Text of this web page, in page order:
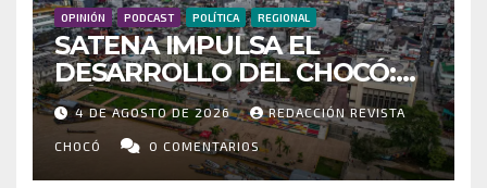
OPINIÓN PODCAST POLÍTICA REGIONAL
SATENA IMPULSA EL
DESARROLLO DEL CHOCÓ:
MÁS DE 35 MIL PASAJEROS
MOVILIZADOS Y NUEVAS
RUTAS FORTALECEN LA
CONECTIVIDAD
4 DE AGOSTO DE 2026 REDACCIÓN REVISTA
CHOCÓ 0 COMENTARIOS